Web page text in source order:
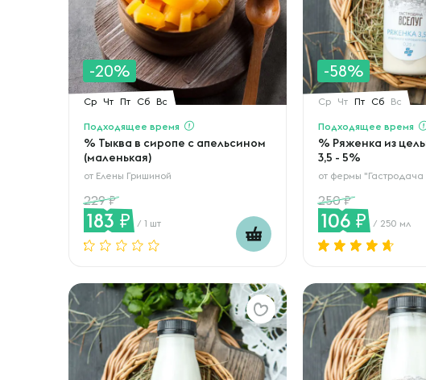
-20%
Ср Чт Пт Сб Вс
Подходящее время
% Тыква в сиропе с апельсином
(маленькая)
от Елены Гришиной
229
183 / 1 шт
-58%
Ср Чт Пт Сб Вс
Подходящее время
% Ряженка из
3,5 - 5%
от фермы "Гастродача
250
106 / 250 мл